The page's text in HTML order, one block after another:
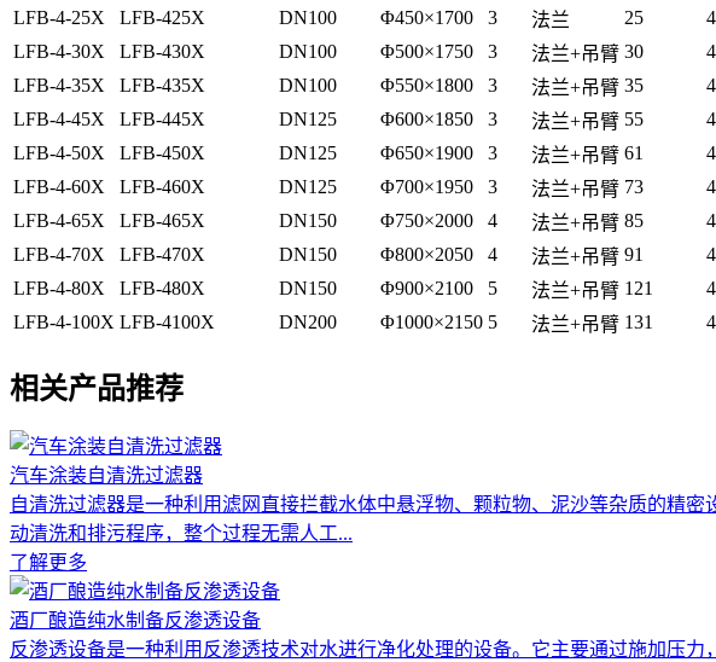
LFB-4-25X
LFB-425X DN100 Φ450×1700 3 法兰 25
LFB-4-30X
LFB-430X DN100 Φ500×1750 3 法兰+吊臂 30
LFB-4-35X
LFB-435X DN100 Φ550×1800 3 法兰+吊臂 35
LFB-4-45X
LFB-445X DN125 Φ600×1850 3 法兰+吊臂 55
LFB-4-50X
LFB-450X DN125 Φ650×1900 3 法兰+吊臂 61
LFB-4-60X
LFB-460X DN125 Φ700×1950 3 法兰+吊臂 73
LFB-4-65X
LFB-465X DN150 Φ750×2000 4 法兰+吊臂 85
LFB-4-70X
LFB-470X DN150 Φ800×2050 4 法兰+吊臂 91
LFB-4-80X
LFB-480X DN150 Φ900×2100 5 法兰+吊臂 121
LFB-4-100X LFB-4100X DN200 Φ1000×2150 5 法兰+吊臂 131
相关产品推荐
汽车涂装自清洗过滤器
自清洗过滤器是一种利用滤网直接拦截水体中悬浮物、颗粒物、泥沙等杂质的精
动清洗和排污程序，整个过程无需人工...
了解更多
酒厂酿造纯水制备反渗透设备
反渗透设备是一种利用反渗透技术对水进行净化处理的设备。它主要通过施加压